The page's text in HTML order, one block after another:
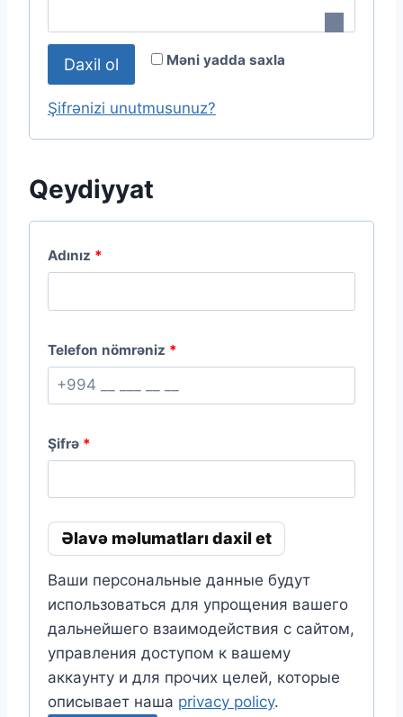
q
t
l
ə
q
Məni yadda saxla
Daxil ol
Şifrənizi unutmusunuz?
Qeydiyyat
Adınız *
Telefon nömrəniz *
Şifrə *
Əlavə məlumatları daxil et
Ваши персональные данные будут
использоваться для упрощения вашего
дальнейшего взаимодействия с сайтом,
управления доступом к вашему
аккаунту и для прочих целей, которые
описывает наша privacy policy.